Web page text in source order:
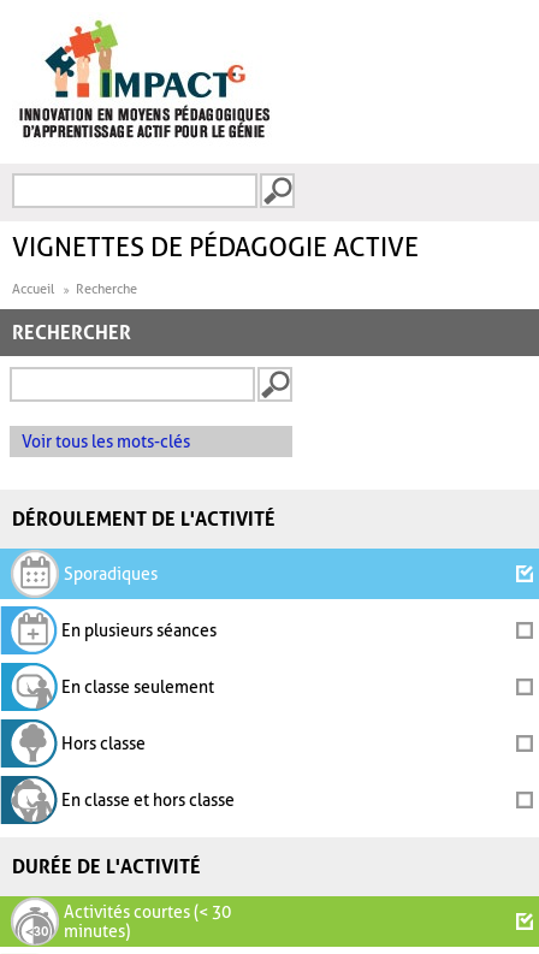
FORMULAIRE DE
VIGNETTES DE PÉDAGOGIE ACTIVE
Accueil Recherche
RECHERCHER
Voir tous les mots-clés
DÉROULEMENT DE L'ACTIVITÉ
Sporadiques
En plusieurs séances
En classe seulement
Hors classe
En classe et hors classe
DURÉE DE L'ACTIVITÉ
Activités courtes (< 30
minutes)